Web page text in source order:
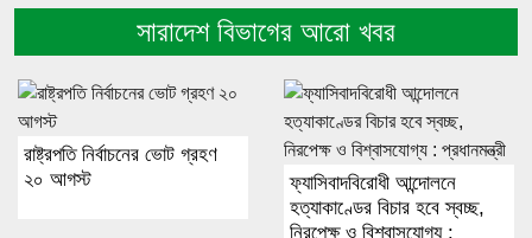
সারাদেশ বিভাগের আরো খবর
রাষ্ট্রপতি নির্বাচনের ভোট গ্রহণ
২০ আগস্ট
ফ্যাসিবাদবিরোধী আন্দোলনে
হত্যাকাণ্ডের বিচার হবে স্বচ্ছ,
নিরপেক্ষ ও বিশ্বাসযোগ্য :